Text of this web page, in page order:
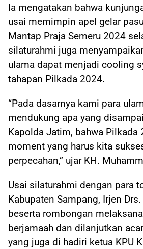
Ia mengatakan bahwa
usai memimpin apel gelar
Mantap Praja Semeru 2024
silaturahmi juga
ulama dapat menjadi cooling
tahapan Pilkada 2024.
“Pada dasarnya kami para
mendukung apa yang
Kapolda Jatim, bahwa Pilkada
moment yang harus kita
perpecahan,” ujar KH.
Usai silaturahmi dengan para
Kabupaten Sampang, Irjen
beserta rombongan
berjamaah dan dilanjutkan
yang juga di hadiri ketua KPU